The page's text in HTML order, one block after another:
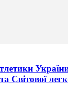
Світової